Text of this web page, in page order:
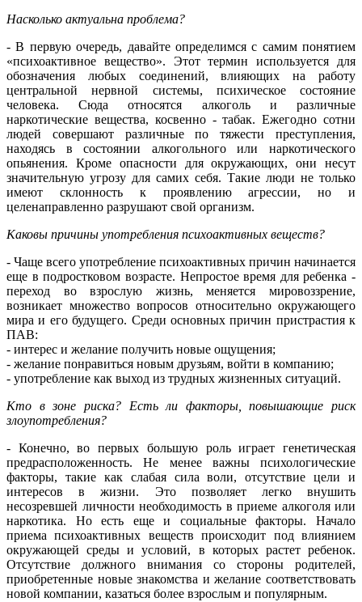
Насколько актуальна проблема?
- В первую очередь, давайте определимся с самим понятием
«психоактивное вещество». Этот термин используется для
обозначения любых соединений, влияющих на работу
центральной нервной системы, психическое состояние
человека. Сюда относятся алкоголь и различные
наркотические вещества, косвенно - табак. Ежегодно сотни
людей совершают различные по тяжести преступления,
находясь в состоянии алкогольного или наркотического
опьянения. Кроме опасности для окружающих, они несут
значительную угрозу для самих себя. Такие люди не только
имеют склонность к проявлению агрессии, но и
целенаправленно разрушают свой организм.
Каковы причины употребления психоактивных веществ?
- Чаще всего употребление психоактивных причин начинается
еще в подростковом возрасте. Непростое время для ребенка -
переход во взрослую жизнь, меняется мировоззрение,
возникает множество вопросов относительно окружающего
мира и его будущего. Среди основных причин пристрастия к
ПАВ:
- интерес и желание получить новые ощущения;
- желание понравиться новым друзьям, войти в компанию;
- употребление как выход из трудных жизненных ситуаций.
Кто в зоне риска? Есть ли факторы, повышающие риск
злоупотребления?
- Конечно, во первых большую роль играет генетическая
предрасположенность. Не менее важны психологические
факторы, такие как слабая сила воли, отсутствие цели и
интересов в жизни. Это позволяет легко внушить
несозревшей личности необходимость в приеме алкоголя или
наркотика. Но есть еще и социальные факторы. Начало
приема психоактивных веществ происходит под влиянием
окружающей среды и условий, в которых растет ребенок.
Отсутствие должного внимания со стороны родителей,
приобретенные новые знакомства и желание соответствовать
новой компании, казаться более взрослым и популярным.